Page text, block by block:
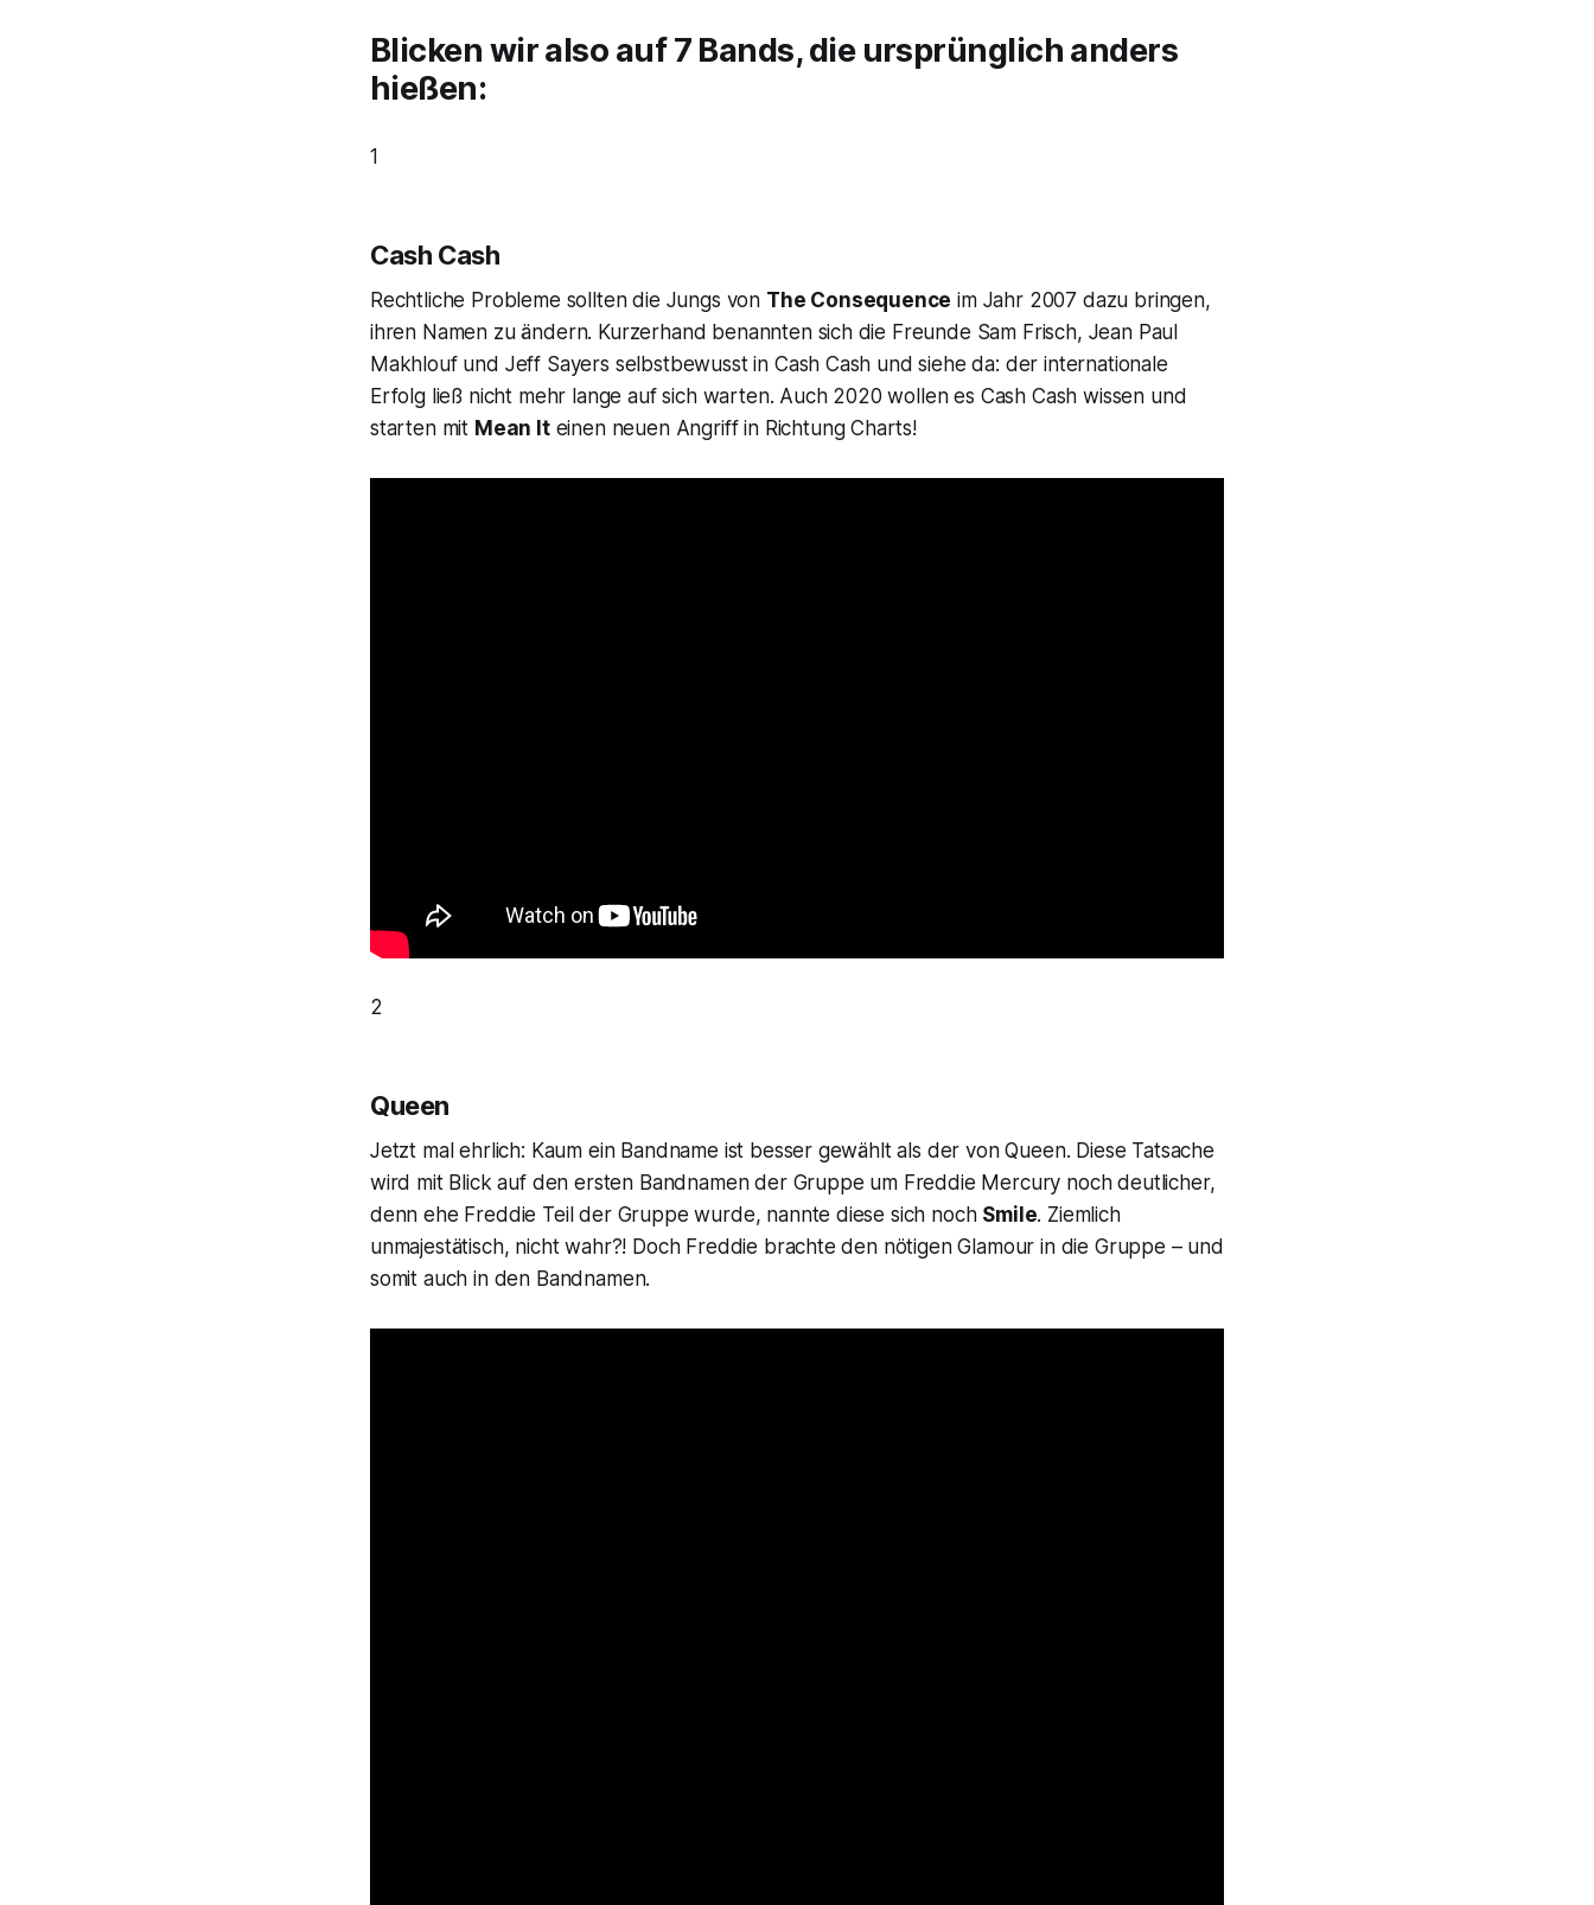
Blicken wir also auf 7 Bands, die ursprünglich anders
hießen:
1
Cash Cash
Rechtliche Probleme sollten die Jungs von The Consequence im Jahr 2007 dazu bringen,
ihren Namen zu ändern. Kurzerhand benannten sich die Freunde Sam Frisch, Jean Paul
Makhlouf und Jeff Sayers selbstbewusst in Cash Cash und siehe da: der internationale
Erfolg ließ nicht mehr lange auf sich warten. Auch 2020 wollen es Cash Cash wissen und
starten mit Mean Iteinen neuen Angriff in Richtung Charts!
2
Queen
Jetzt mal ehrlich: Kaum ein Bandname ist besser gewählt als der von Queen. Diese Tatsache
wird mit Blick auf den ersten Bandnamen der Gruppe um Freddie Mercury noch deutlicher,
denn ehe Freddie Teil der Gruppe wurde, nannte diese sich noch Smile. Ziemlich
unmajestätisch, nicht wahr?! Doch Freddie brachte den nötigen Glamour in die Gruppe – und
somit auch in den Bandnamen.